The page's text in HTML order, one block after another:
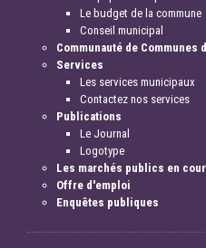
Le budget de la commune
Conseil municipal
Communauté de Communes
Services
Les services municipaux
Contactez nos services
Publications
Le Journal
Logotype
Les marchés publics en
Offre d'emploi
Enquêtes publiques